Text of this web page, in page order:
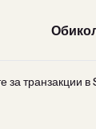
за транзакции